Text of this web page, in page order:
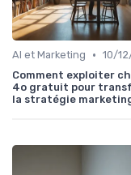
AI et Marketing • 10/
Comment exploiter
4o gratuit pour
la stratégie